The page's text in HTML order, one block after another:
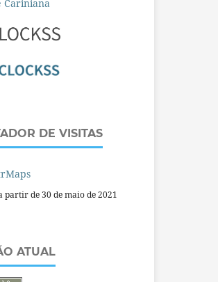
DE VISITAS
partir de 30 de maio de 2021
ATUAL